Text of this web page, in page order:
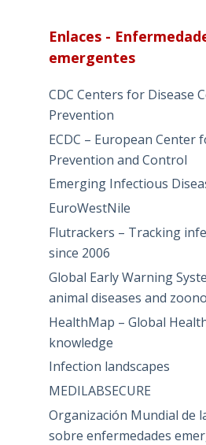
categorías
Enlaces -
emergentes
CDC Centers for Disease
Prevention
ECDC – European Center
Prevention and Control
Emerging Infectious
EuroWestNile
Flutrackers – Tracking
since 2006
Global Early Warning
animal diseases and
HealthMap – Global
knowledge
Infection landscapes
MEDILABSECURE
Organización Mundial de
sobre enfermedades